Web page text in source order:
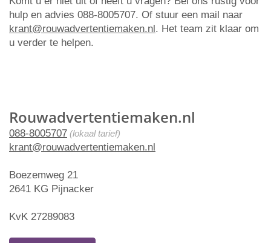
Rouwadvertentiemaken.nl
088-8005707 (lokaal tarief)
krant@rouwadvertentiemaken.nl
Boezemweg 21
2641 KG Pijnacker
KvK 27289083
hulp en advies 088-8005707. Of stuur een mail naar
krant@rouwadvertentiemaken.nl. Het team zit klaar om
u verder te helpen.